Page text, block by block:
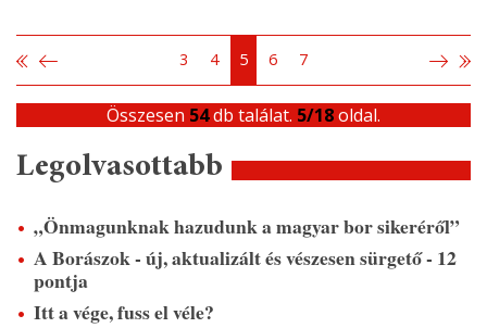
3 4 5 6 7
Összesen 54db találat. 5/18oldal.
Legolvasottabb
„Önmagunknak hazudunk a magyar bor sikeréről”
A Borászok - új, aktualizált és vészesen sürgető - 12
pontja
Itt a vége, fuss el véle?